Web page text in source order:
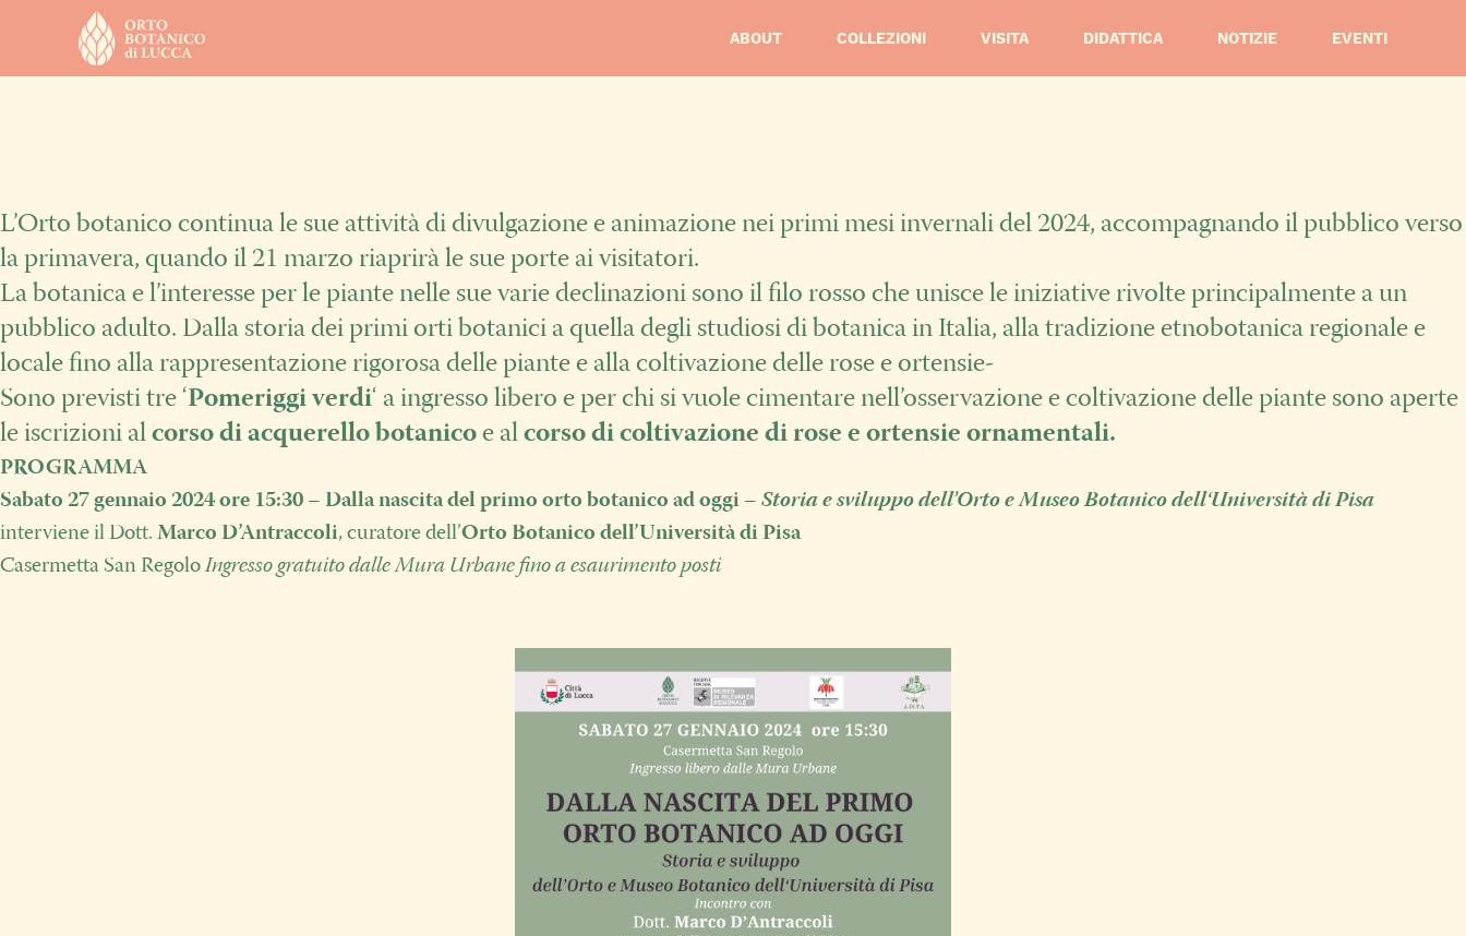
ABOUT COLLEZIONI VISITA DIDATTICA NOTIZIE EVENTI
L’Orto botanico continua le sue attività di divulgazione e animazione nei primi mesi invernali del 2024, accompagnando il pubblico verso
la primavera, quando il 21 marzo riaprirà le sue porte ai visitatori.
La botanica e l’interesse per le piante nelle sue varie declinazioni sono il filo rosso che unisce le iniziative rivolte principalmente a un
pubblico adulto. Dalla storia dei primi orti botanici a quella degli studiosi di botanica in Italia, alla tradizione etnobotanica regionale e
locale fino alla rappresentazione rigorosa delle piante e alla coltivazione delle rose e ortensie-
Sono previsti tre ‘Pomeriggi verdi‘ a ingresso libero e per chi si vuole cimentare nell’osservazione e coltivazione delle piante sono aperte
le iscrizioni al corso di acquerello botanico e al corso di coltivazione di rose e ortensie ornamentali.
PROGRAMMA
Sabato 27 gennaio 2024 ore 15:30 – Dalla nascita del primo orto botanico ad oggi – Storia e sviluppo dell’Orto e Museo Botanico dell‘Università di Pisa
interviene il Dott. Marco D’Antraccoli, curatore dell’Orto Botanico dell’Università di Pisa
Casermetta San RegoloIngresso gratuito dalle Mura Urbane fino a esaurimento posti